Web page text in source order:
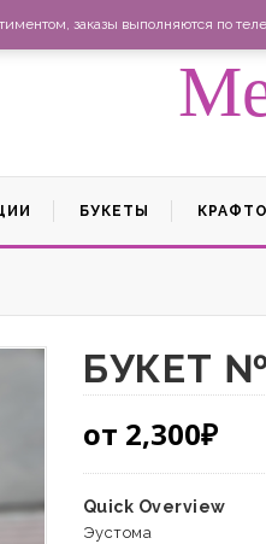
БУКЕТЫ
БУКЕТ
от 2,300₽
Quick Overview
Эустома
заказы выполняются по